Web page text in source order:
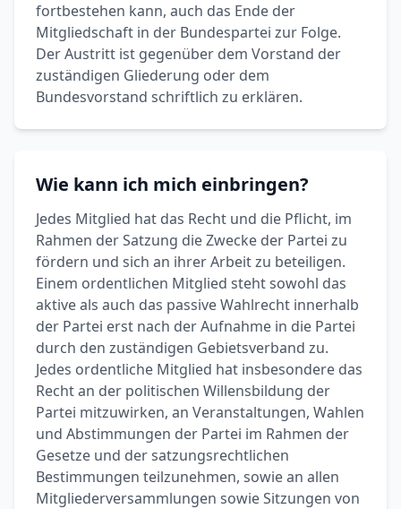
fortbestehen kann, auch das Ende der
Mitgliedschaft in der Bundespartei zur Folge.
Der Austritt ist gegenüber dem Vorstand der
zuständigen Gliederung oder dem
Bundesvorstand schriftlich zu erklären.
Wie kann ich mich einbringen?
Jedes Mitglied hat das Recht und die Pflicht, im
Rahmen der Satzung die Zwecke der Partei zu
fördern und sich an ihrer Arbeit zu beteiligen.
Einem ordentlichen Mitglied steht sowohl das
aktive als auch das passive Wahlrecht innerhalb
der Partei erst nach der Aufnahme in die Partei
durch den zuständigen Gebietsverband zu.
Jedes ordentliche Mitglied hat insbesondere das
Recht an der politischen Willensbildung der
Partei mitzuwirken, an Veranstaltungen, Wahlen
und Abstimmungen der Partei im Rahmen der
Gesetze und der satzungsrechtlichen
Bestimmungen teilzunehmen, sowie an allen
Mitgliederversammlungen sowie Sitzungen von